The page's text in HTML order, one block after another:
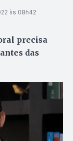
às 08h42
precisa
das